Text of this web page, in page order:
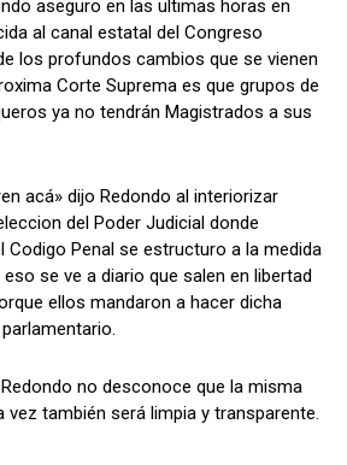
WhatsApp
Síganos
WhatsApp
Síganos
aseguro en las ultimas horas en
al canal estatal del Congreso
los profundos cambios que se vienen
Corte Suprema es que grupos de
ya no tendrán Magistrados a sus
acá» dijo Redondo al interiorizar
del Poder Judicial donde
Codigo Penal se estructuro a la medida
se ve a diario que salen en libertad
ellos mandaron a hacer dicha
no desconoce que la misma
vez también será limpia y transparente.